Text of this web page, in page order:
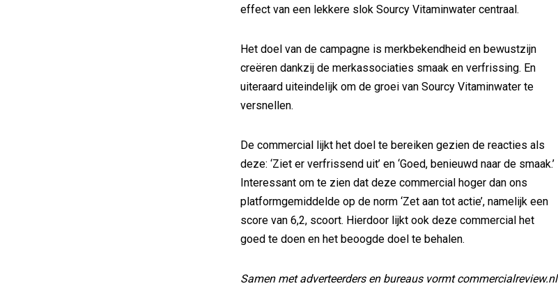
effect van een lekkere slok Sourcy Vitaminwater centraal.
Het doel van de campagne is merkbekendheid en bewustzijn
creëren dankzij de merkassociaties smaak en verfrissing. En
uiteraard uiteindelijk om de groei van Sourcy Vitaminwater te
versnellen.
De commercial lijkt het doel te bereiken gezien de reacties als
deze: ‘Ziet er verfrissend uit’ en ‘Goed, benieuwd naar de smaak.’
Interessant om te zien dat deze commercial hoger dan ons
platformgemiddelde op de norm ‘Zet aan tot actie’, namelijk een
score van 6,2, scoort. Hierdoor lijkt ook deze commercial het
goed te doen en het beoogde doel te behalen.
Samen met adverteerders en bureaus vormt commercialreview.nl